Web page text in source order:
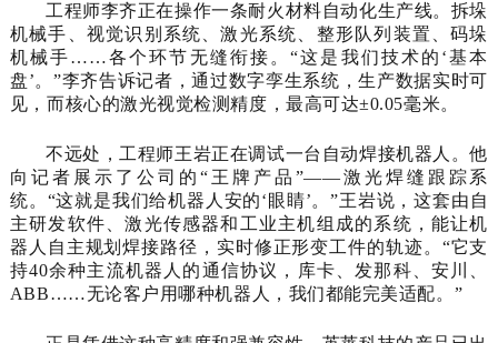
工程师李齐正在操作一条耐火材料自动化生产线。拆垛
机械手、视觉识别系统、激光系统、整形队列装置、码垛
机械手……各个环节无缝衔接。“这是我们技术的‘基本
盘’。”李齐告诉记者，通过数字孪生系统，生产数据实时可
见，而核心的激光视觉检测精度，最高可达±0.05毫米。
不远处，工程师王岩正在调试一台自动焊接机器人。他
向记者展示了公司的“王牌产品”——激光焊缝跟踪系
统。“这就是我们给机器人安的‘眼睛’。”王岩说，这套由自
主研发软件、激光传感器和工业主机组成的系统，能让机
器人自主规划焊接路径，实时修正形变工件的轨迹。“它支
持40余种主流机器人的通信协议，库卡、发那科、安川、
ABB……无论客户用哪种机器人，我们都能完美适配。”